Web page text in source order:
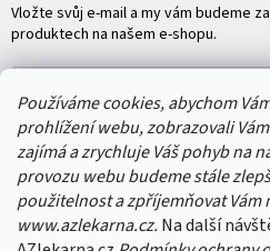
Používáme cookies, abychom
prohlížení webu, zobrazovali
zajímá a zrychluje Váš pohyb na
provozu webu budeme stále
použitelnost a zpříjemňovat Vám
www.azlekarna.cz. Na další
Vložte svůj e-mail a my vám budeme
produktech na našem e-shopu.
Vložením e-mailu souhlasíte s
PŘIHLÁSIT SE